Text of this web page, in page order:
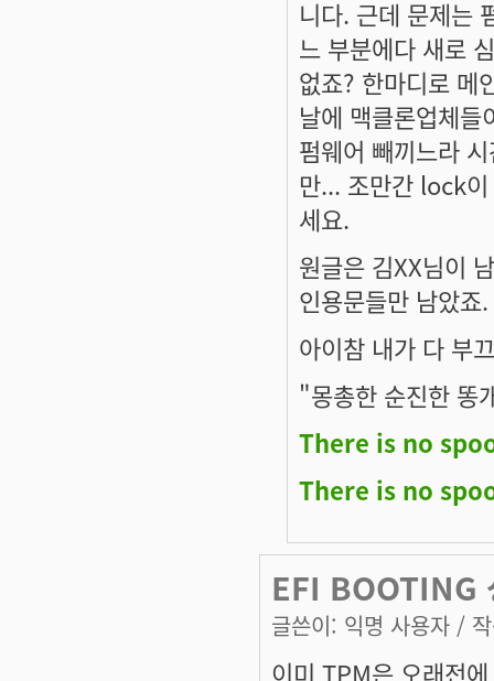
니다. 근데 문제는
느 부분에다 새로
없죠? 한마디로 메
날에 맥클론업체
펌웨어 빼끼느라
만... 조만간 lock
세요.
원글은 김XX님이
인용문들만 남았죠.
아이참 내가 다 부
"몽총한 순진한 똥
There is no
There is no
EFI BOOTING
글쓴이: 익명 사용자 /
이미 TPM은 오래전